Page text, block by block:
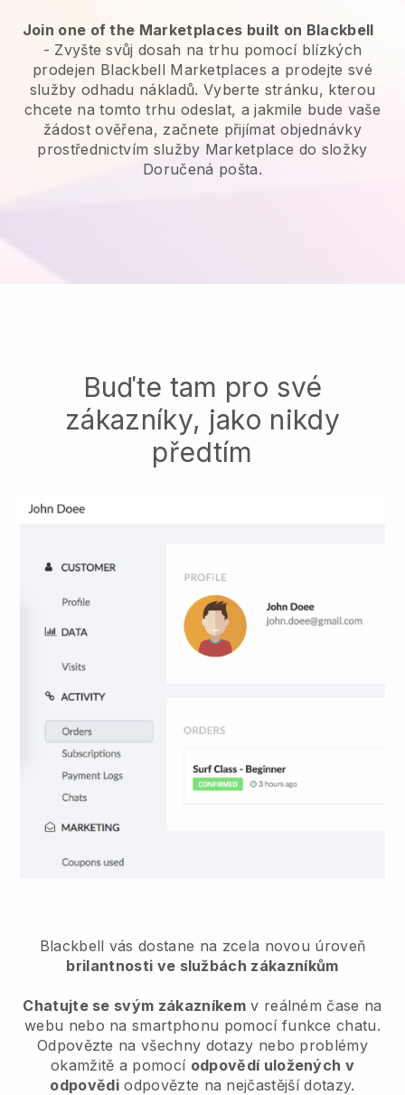
Join one of the Marketplaces built on Blackbell
- Zvyšte svůj dosah na trhu pomocí blízkých
prodejen Blackbell Marketplaces a prodejte své
služby odhadu nákladů. Vyberte stránku, kterou
chcete na tomto trhu odeslat, a jakmile bude vaše
žádost ověřena, začnete přijímat objednávky
prostřednictvím služby Marketplace do složky
Doručená pošta.
Buďte tam pro své
zákazníky, jako nikdy
předtím
Blackbell vás dostane na zcela novou úroveň
brilantnosti ve službách zákazníkům
Chatujte se svým zákazníkemv reálném čase na
webu nebo na smartphonu pomocí funkce chatu.
Odpovězte na všechny dotazy nebo problémy
okamžitě a pomocí odpovědí uložených v
odpovědi odpovězte na nejčastější dotazy.